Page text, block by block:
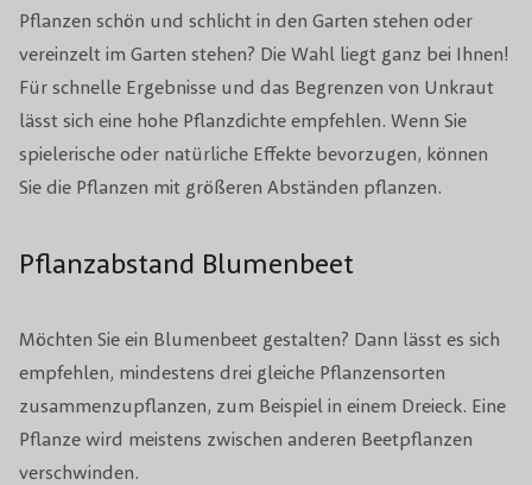
Pflanzen schön und schlicht in den Garten stehen oder
vereinzelt im Garten stehen? Die Wahl liegt ganz bei Ihnen!
Für schnelle Ergebnisse und das Begrenzen von Unkraut
lässt sich eine hohe Pflanzdichte empfehlen. Wenn Sie
spielerische oder natürliche Effekte bevorzugen, können
Sie die Pflanzen mit größeren Abständen pflanzen.
Pflanzabstand Blumenbeet
Möchten Sie ein Blumenbeet gestalten? Dann lässt es sich
empfehlen, mindestens drei gleiche Pflanzensorten
zusammenzupflanzen, zum Beispiel in einem Dreieck. Eine
Pflanze wird meistens zwischen anderen Beetpflanzen
verschwinden.